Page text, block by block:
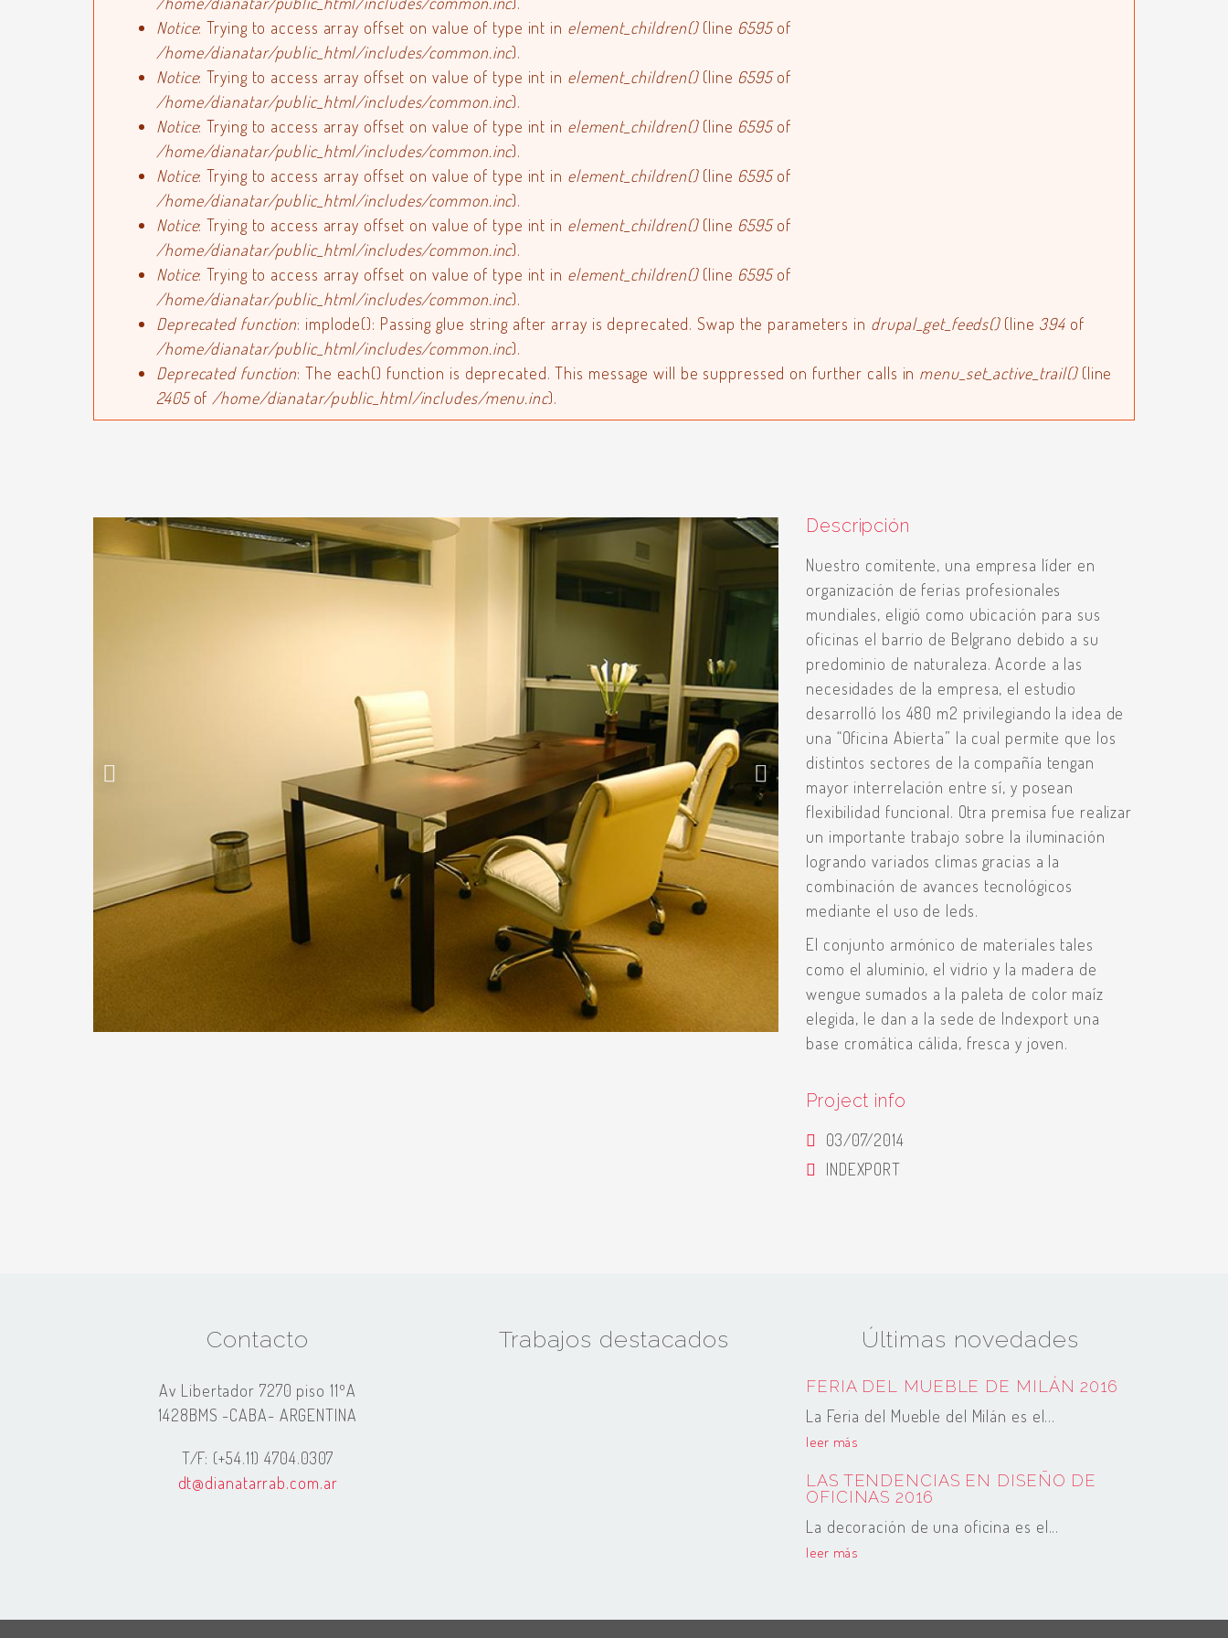
Notice: Trying to access array offset on value of type int in element_children()(line 6595of
/home/dianatar/public_html/includes/common.inc).
Notice: Trying to access array offset on value of type int in element_children()(line 6595of
/home/dianatar/public_html/includes/common.inc).
Notice: Trying to access array offset on value of type int in element_children()(line 6595of
/home/dianatar/public_html/includes/common.inc).
Notice: Trying to access array offset on value of type int in element_children()(line 6595of
/home/dianatar/public_html/includes/common.inc).
Notice: Trying to access array offset on value of type int in element_children()(line 6595of
/home/dianatar/public_html/includes/common.inc).
Notice: Trying to access array offset on value of type int in element_children()(line 6595of
/home/dianatar/public_html/includes/common.inc).
Deprecated function: implode(): Passing glue string after array is deprecated. Swap the parameters in drupal_get_feeds()(line 394 of
/home/dianatar/public_html/includes/common.inc).
Deprecated function: The each() function is deprecated. This message will be suppressed on further calls in menu_set_active_trail()(line
2405of /home/dianatar/public_html/includes/menu.inc).
Descripción
Nuestro comitente, una empresa líder en
organización de ferias profesionales
mundiales, eligió como ubicación para sus
oficinas el barrio de Belgrano debido a su
predominio de naturaleza. Acorde a las
necesidades de la empresa, el estudio
desarrolló los 480 m2 privilegiando la idea de
una “Oficina Abierta” la cual permite que los
distintos sectores de la compañía tengan
mayor interrelación entre sí, y posean
flexibilidad funcional. Otra premisa fue realizar
un importante trabajo sobre la iluminación
logrando variados climas gracias a la
combinación de avances tecnológicos
mediante el uso de leds.
El conjunto armónico de materiales tales
como el aluminio, el vidrio y la madera de
wengue sumados a la paleta de color maíz
elegida, le dan a la sede de Indexport una
base cromática cálida, fresca y joven.
Project info
03/07/2014
INDEXPORT
Contacto
Av Libertador 7270 piso 11ºA
1428BMS -CABA- ARGENTINA
T/F: (+54.11) 4704.0307
dt@dianatarrab.com.ar
Trabajos destacados Últimas novedades
FERIA DEL MUEBLE DE MILÁN 2016
La Feria del Mueble del Milán es el...
leer más
LAS TENDENCIAS EN DISEÑO DE
OFICINAS 2016
La decoración de una oficina es el...
leer más